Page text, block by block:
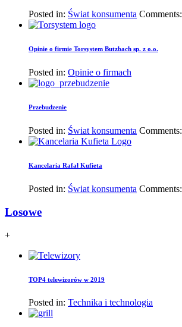
Posted in: Świat konsumenta Comments:
Opinie o firmie Torsystem Butzbach sp. z o.o.
Posted in: Opinie o firmach
Przebudzenie
Posted in: Świat konsumenta Comments:
Kancelaria Rafał Kufieta
Posted in: Świat konsumenta Comments:
Losowe
+
TOP4 telewizorów w 2019
Posted in: Technika i technologia